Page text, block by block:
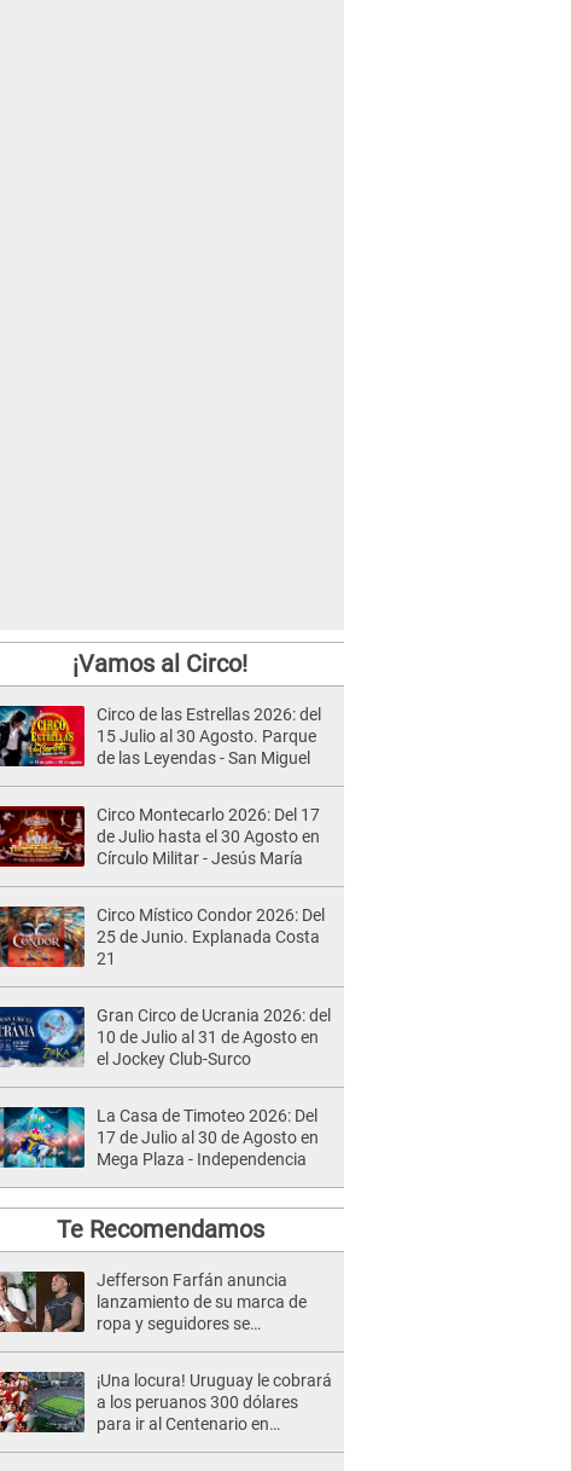
¡Vamos al Circo!
Circo de las Estrellas 2026: del
15 Julio al 30 Agosto. Parque
de las Leyendas - San Miguel
Circo Montecarlo 2026: Del 17
de Julio hasta el 30 Agosto en
Círculo Militar - Jesús María
Circo Místico Condor 2026: Del
25 de Junio. Explanada Costa
21
Gran Circo de Ucrania 2026: del
10 de Julio al 31 de Agosto en
el Jockey Club-Surco
La Casa de Timoteo 2026: Del
17 de Julio al 30 de Agosto en
Mega Plaza - Independencia
Te Recomendamos
Jefferson Farfán anuncia
lanzamiento de su marca de
ropa y seguidores se
¡Una locura! Uruguay le cobrará
a los peruanos 300 dólares
para ir al Centenario en